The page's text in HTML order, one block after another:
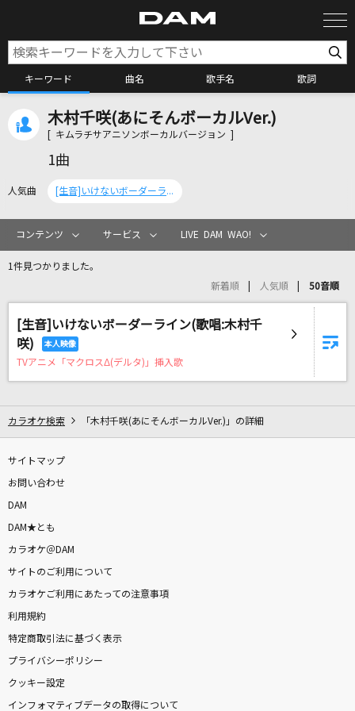
キーワード 曲名 歌手名 歌詞
カラオケ検索
カラオケリクエスト
リアルタイムで歌われている曲の一覧
MajiでKoiする5秒前
広末涼子
からくりピエロ
打上花火
DAOKO×米津玄師
想像以上
[生音]春泥棒
ヨルシカ
星降る海
月見ヤチヨ(cv.早見沙織)
木村千咲(あにそんボーカルVer.)
[ キムラチサアニソンボーカルバージョン ]
1曲
人気曲 [生音]いけないボーダーライン(歌唱:木村千咲)
コンテンツ サービス LIVE DAM WAO!
1件見つかりました。
新着順 人気順 50音順
[生音]いけないボーダーライン(歌唱:木村千
咲)
TVアニメ「マクロスΔ(デルタ)」挿入歌
カラオケ検索 「木村千咲(あにそんボーカルVer.)」の詳細
サイトマップ
お問い合わせ
DAM
DAM★とも
カラオケ＠DAM
サイトのご利用について
カラオケご利用にあたっての注意事項
利用規約
特定商取引法に基づく表示
プライバシーポリシー
クッキー設定
インフォマティブデータの取得について